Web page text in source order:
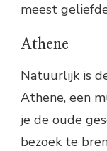
meest
Athene
Natuurlijk is
Athene, een
je de oude
bezoek te